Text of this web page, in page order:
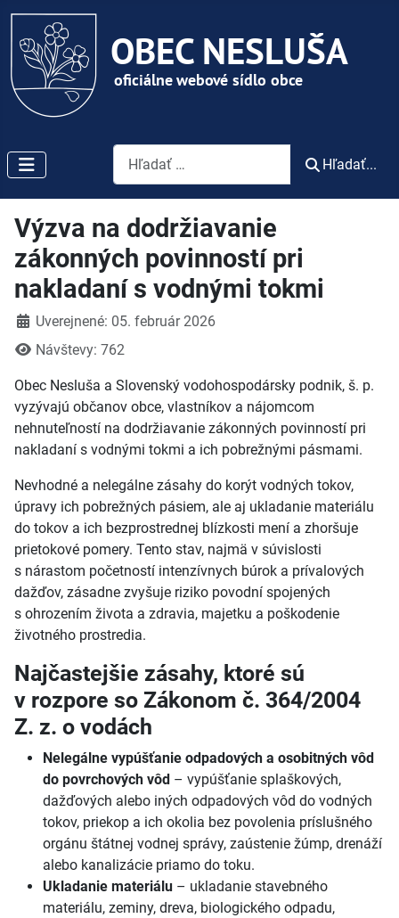
Vyhľadávanie
Hľadať...
Výzva na dodržiavanie
zákonných povinností pri
nakladaní s vodnými tokmi
DetailyUverejnené: 05. február 2026
Návštevy: 762
Obec Nesluša a Slovenský vodohospodársky podnik, š. p.
vyzývajú občanov obce, vlastníkov a nájomcom
nehnuteľností na dodržiavanie zákonných povinností pri
nakladaní s vodnými tokmi a ich pobrežnými pásmami.
Nevhodné a nelegálne zásahy do korýt vodných tokov,
úpravy ich pobrežných pásiem, ale aj ukladanie materiálu
do tokov a ich bezprostrednej blízkosti mení a zhoršuje
prietokové pomery. Tento stav, najmä v súvislosti
s nárastom početností intenzívnych búrok a prívalových
dažďov, zásadne zvyšuje riziko povodní spojených
s ohrozením života a zdravia, majetku a poškodenie
životného prostredia.
Najčastejšie zásahy, ktoré sú
v rozpore so Zákonom č. 364/2004
Z. z. o vodách
Nelegálne vypúšťanie odpadových a osobitných vôd
do povrchových vôd – vypúšťanie splaškových,
dažďových alebo iných odpadových vôd do vodných
tokov, priekop a ich okolia bez povolenia príslušného
orgánu štátnej vodnej správy, zaústenie žúmp, drenáží
alebo kanalizácie priamo do toku.
Ukladanie materiálu – ukladanie stavebného
materiálu, zeminy, dreva, biologického odpadu,